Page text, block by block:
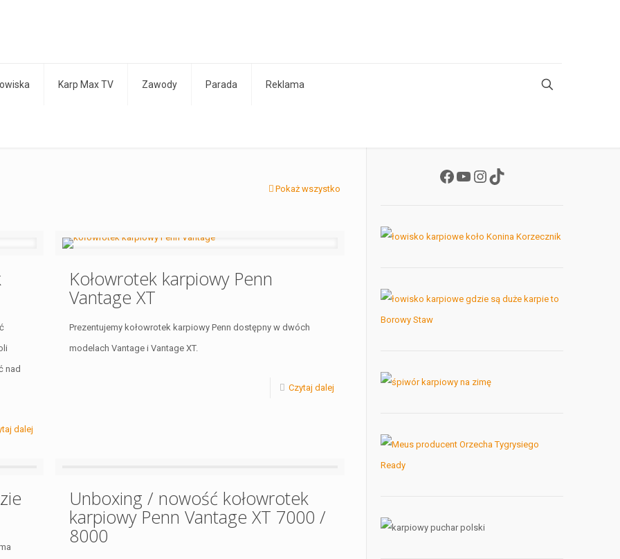
Karp Max TV Zawody Parada Reklama
Pokaż wszystko
nad
dalej
Kołowrotek karpiowy Penn
Vantage XT
Prezentujemy kołowrotek karpiowy Penn dostępny w dwóch
modelach Vantage i Vantage XT.
Czytaj dalej
Unboxing / nowość kołowrotek
karpiowy Penn Vantage XT 7000 /
8000
Facebook
YouTube
Instagram
TikTok